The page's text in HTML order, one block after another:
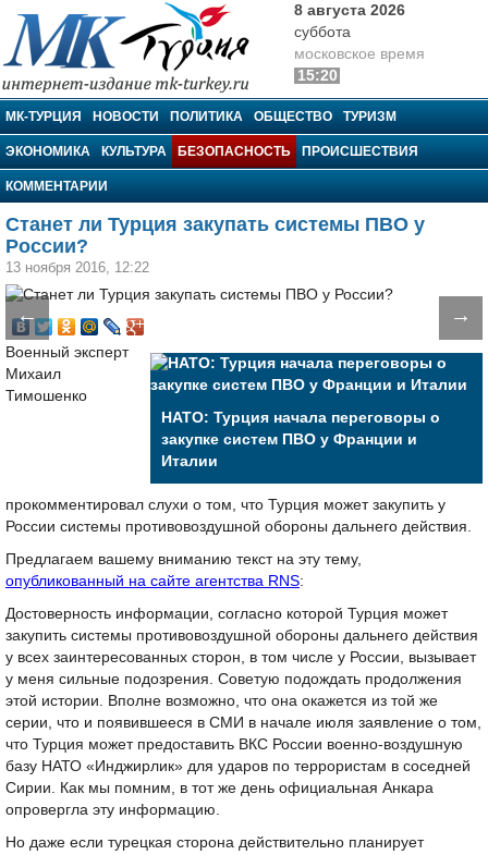
МК-Турция
8 августа 2026
суббота
московское время
15:20
МК-ТУРЦИЯ НОВОСТИ ПОЛИТИКА ОБЩЕСТВО ТУРИЗМ
ЭКОНОМИКА КУЛЬТУРА БЕЗОПАСНОСТЬ ПРОИСШЕСТВИЯ
КОММЕНТАРИИ
Станет ли Турция закупать системы ПВО у
России?
13 ноября 2016, 12:22
← →
НАТО: Турция начала переговоры о
закупке систем ПВО у Франции и
Италии
Военный эксперт
Михаил
Тимошенко
прокомментировал слухи о том, что Турция может закупить у
России системы противовоздушной обороны дальнего действия.
Предлагаем вашему вниманию текст на эту тему,
опубликованный на сайте агентства RNS:
Достоверность информации, согласно которой Турция может
закупить системы противовоздушной обороны дальнего действия
у всех заинтересованных сторон, в том числе у России, вызывает
у меня сильные подозрения. Советую подождать продолжения
этой истории. Вполне возможно, что она окажется из той же
серии, что и появившееся в СМИ в начале июля заявление о том,
что Турция может предоставить ВКС России военно-воздушную
базу НАТО «Инджирлик» для ударов по террористам в соседней
Сирии. Как мы помним, в тот же день официальная Анкара
опровергла эту информацию.
Но даже если турецкая сторона действительно планирует